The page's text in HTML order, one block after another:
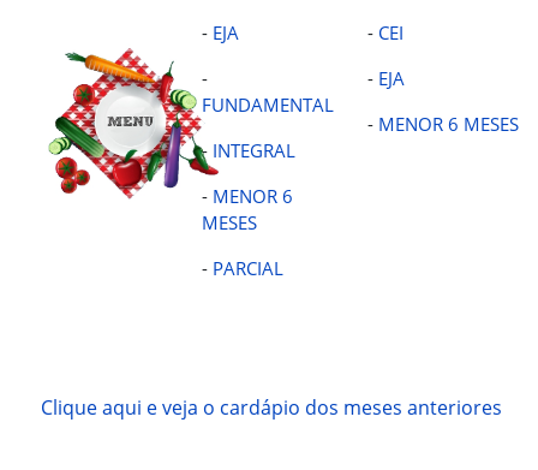
- EJA
-
FUNDAMENTAL
- INTEGRAL
- MENOR 6
MESES
- PARCIAL
- CEI
- EJA
- MENOR 6 MESES
Clique aqui e veja o cardápio dos meses anteriores